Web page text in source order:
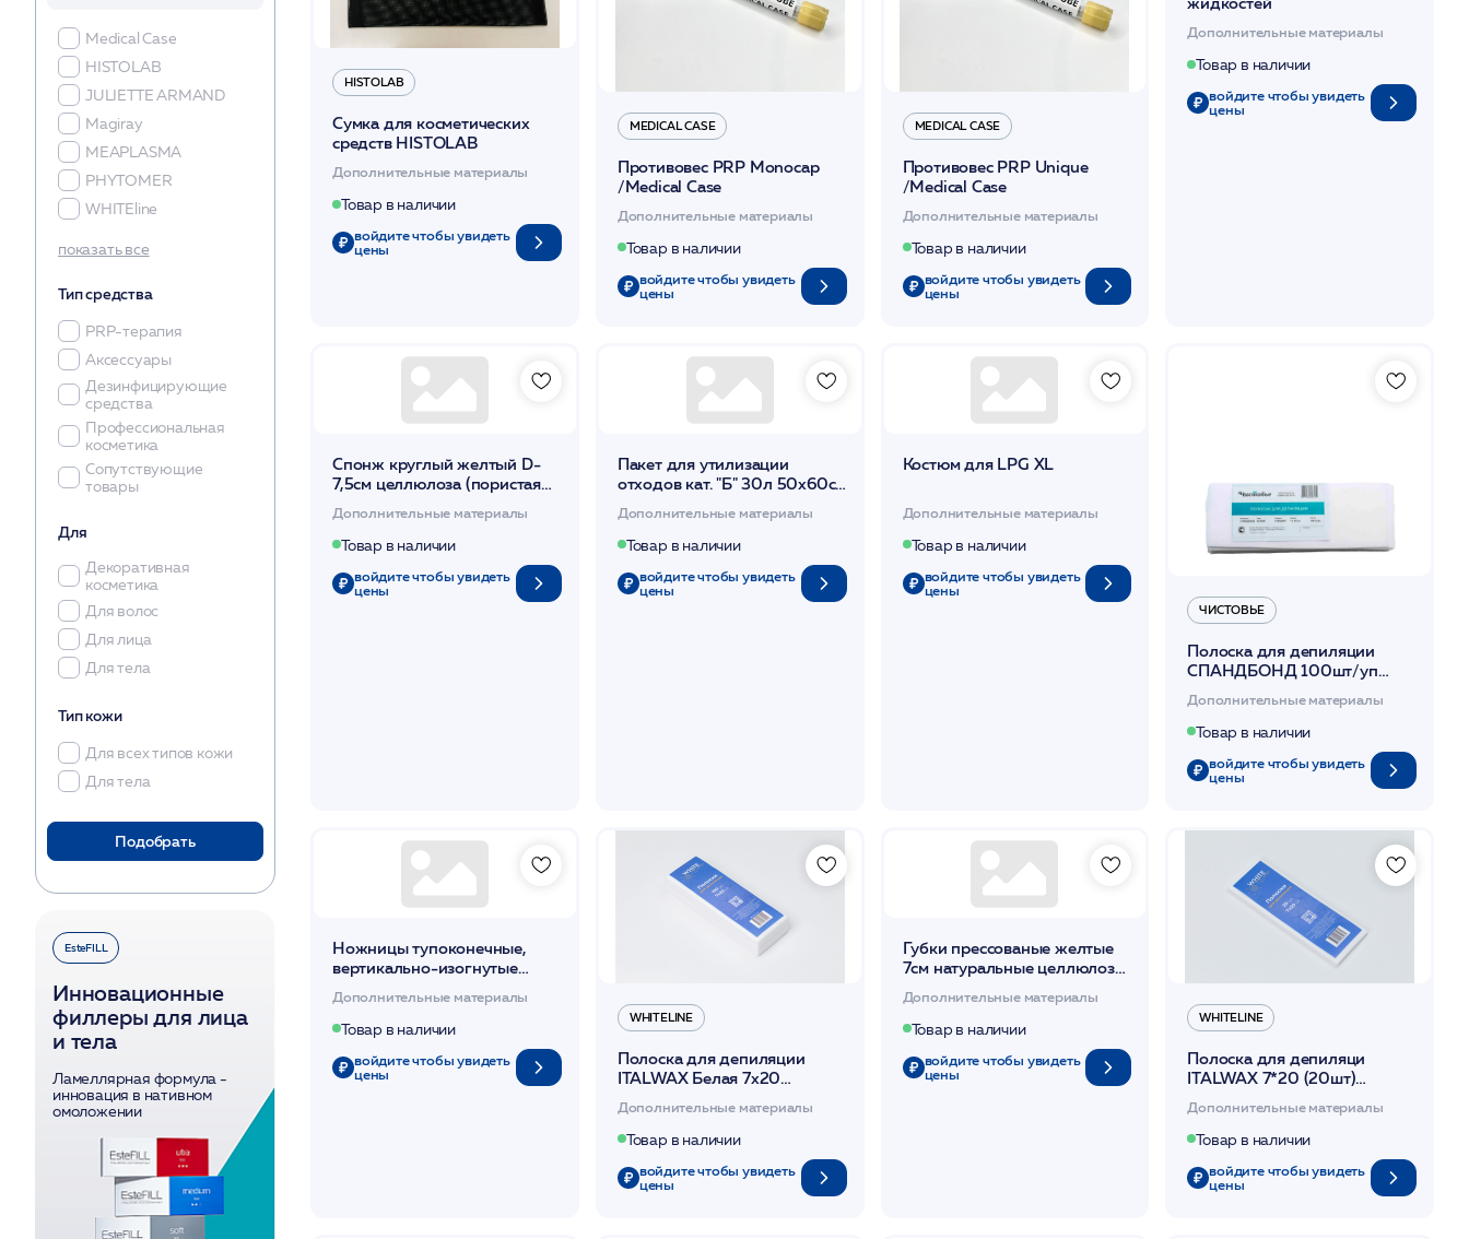
Medical Case
HISTOLAB
JULIETTE ARMAND
Magiray
MEAPLASMA
PHYTOMER
WHITEline
показать все
Тип средства
PRP-терапия
Аксессуары
Дезинфицирующие
средства
Профессиональная
косметика
Сопутствующие
товары
Для
Декоративная
косметика
Для волос
Для лица
Для тела
Тип кожи
Для всех типов кожи
Для тела
Подобрать
EsteFILL
Инновационные
филлеры для лица
и тела
Ламеллярная формула -
инновация в нативном
омоложении
HISTOLAB
Сумка для косметических
средств HISTOLAB
Дополнительные материалы
Товар в наличии
войдите чтобы увидеть
цены
MEDICAL CASE
Противовес PRP Monocap
/Medical Case
Дополнительные материалы
Товар в наличии
войдите чтобы увидеть
цены
MEDICAL CASE
Противовес PRP Unique
/Medical Case
Дополнительные материалы
Товар в наличии
войдите чтобы увидеть
цены
Дополнительные материалы
Товар в наличии
войдите чтобы увидеть
цены
Спонж круглый желтый D-
7,5см целлюлоза (пористая
Дополнительные материалы
Товар в наличии
войдите чтобы увидеть
цены
Пакет для утилизации
отходов кат. "Б" 30л 50х60см
Дополнительные материалы
Товар в наличии
войдите чтобы увидеть
цены
Костюм для LPG XL
Дополнительные материалы
Товар в наличии
войдите чтобы увидеть
цены
ЧИСТОВЬЕ
Полоска для депиляции
СПАНДБОНД 100шт/уп
Дополнительные материалы
Товар в наличии
войдите чтобы увидеть
цены
Ножницы тупоконечные,
вертикально-изогнутые
Дополнительные материалы
Товар в наличии
войдите чтобы увидеть
цены
WHITELINE
Полоска для депиляции
ITALWAX Белая 7х20
Дополнительные материалы
Товар в наличии
войдите чтобы увидеть
цены
Губки прессованые желтые
7см натуральные целлюлоза
Чистовье
Дополнительные материалы
Товар в наличии
войдите чтобы увидеть
цены
WHITELINE
Полоска для депиляци
ITALWAX 7*20 (20шт)
Дополнительные материалы
Товар в наличии
войдите чтобы увидеть
цены